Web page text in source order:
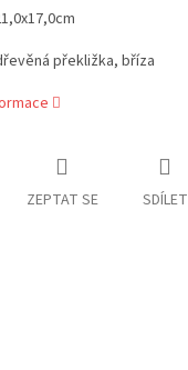
překližka, bříza
ZEPTAT SE SDÍLET